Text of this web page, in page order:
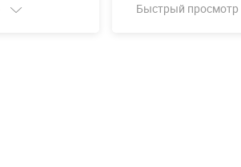
Быстрый просмотр